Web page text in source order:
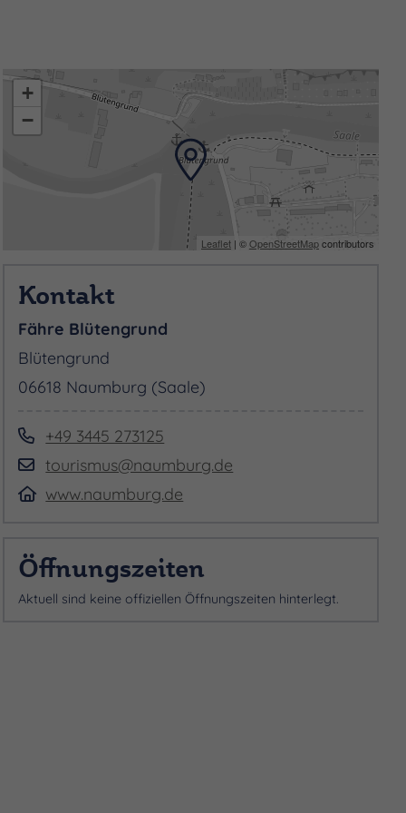
und Radwege, etwa in
Technik macht den
Region erleben
+
−
Leaflet| ©OpenStreetMapcontributors
Kontakt
Fähre Blütengrund
Blütengrund
06618 Naumburg (Saale)
+49 3445 273125
tourismus@naumburg.de
www.naumburg.de
Öffnungszeiten
Aktuell sind keine offiziellen Öffnungszeiten hinterlegt.